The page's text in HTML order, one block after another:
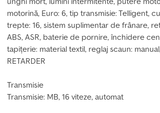
motorină, Euro: 6, tip transmisie: Telligent,
trepte: 16, sistem suplimentar de frânare,
ABS, ASR, baterie de pornire, închidere
tapițerie: material textil, reglaj scaun:
RETARDER
Transmisie
Transmisie: MB, 16 viteze, automat